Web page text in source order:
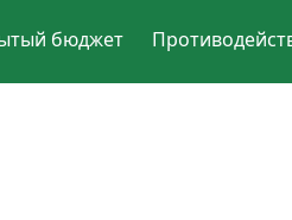
бюджет